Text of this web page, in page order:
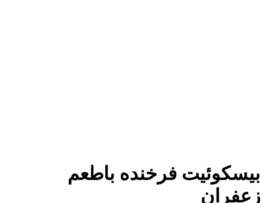
بيسکوئيت فرخنده باطعم
زعفران